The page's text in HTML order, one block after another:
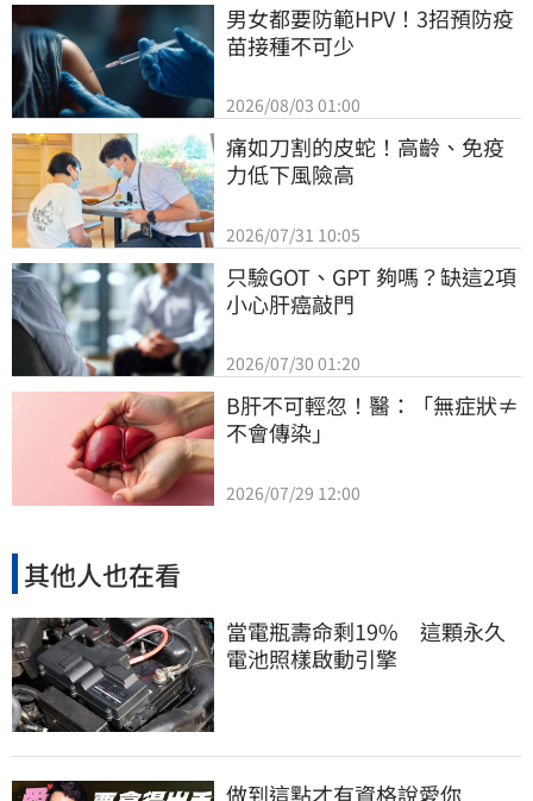
男女都要防範HPV！3招預防疫
苗接種不可少
2026/08/03 01:00
痛如刀割的皮蛇！高齡、免疫
力低下風險高
2026/07/31 10:05
只驗GOT、GPT 夠嗎？缺這2項
小心肝癌敲門
2026/07/30 01:20
B肝不可輕忽！醫：「無症狀≠
不會傳染」
2026/07/29 12:00
其他人也在看
當電瓶壽命剩19% 這顆永久
電池照樣啟動引擎
做到這點才有資格說愛你